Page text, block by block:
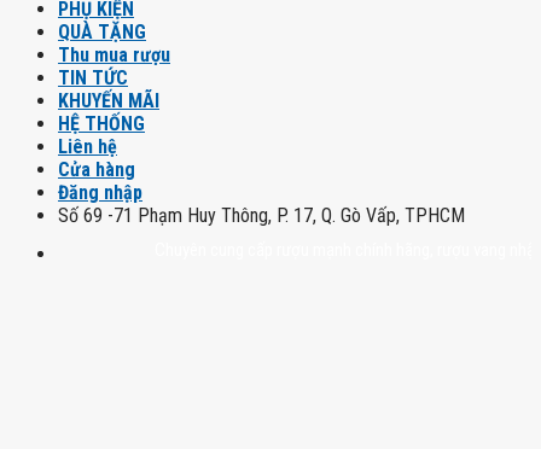
PHỤ KIỆN
QUÀ TẶNG
Thu mua rượu
TIN TỨC
KHUYẾN MÃI
HỆ THỐNG
Liên hệ
Cửa hàng
Đăng nhập
Số 69 -71 Phạm Huy Thông, P. 17, Q. Gò Vấp, TPHCM